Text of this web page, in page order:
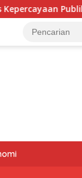
BPK